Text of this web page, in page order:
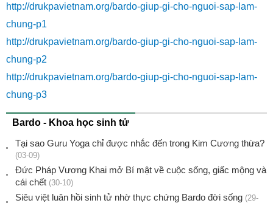
http://drukpavietnam.org/bardo-giup-gi-cho-nguoi-sap-lam-
chung-p1
http://drukpavietnam.org/bardo-giup-gi-cho-nguoi-sap-lam-
chung-p2
http://drukpavietnam.org/bardo-giup-gi-cho-nguoi-sap-lam-
chung-p3
Bardo - Khoa học sinh tử
Tại sao Guru Yoga chỉ được nhắc đến trong Kim Cương thừa?
(03-09)
Đức Pháp Vương Khai mở Bí mật về cuộc sống, giấc mộng và
cái chết (30-10)
Siêu việt luân hồi sinh tử nhờ thực chứng Bardo đời sống (29-